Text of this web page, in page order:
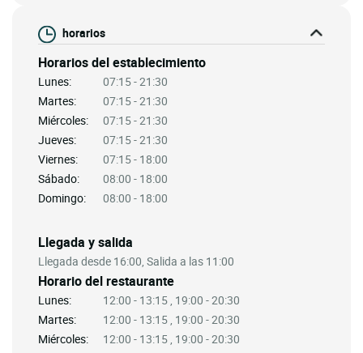
horarios
Horarios del establecimiento
Lunes:
07:15 - 21:30
Martes:
07:15 - 21:30
Miércoles:
07:15 - 21:30
Jueves:
07:15 - 21:30
Viernes:
07:15 - 18:00
Sábado:
08:00 - 18:00
Domingo:
08:00 - 18:00
Llegada y salida
Llegada desde 16:00, Salida a las 11:00
Horario del restaurante
Lunes:
12:00 - 13:15 , 19:00 - 20:30
Martes:
12:00 - 13:15 , 19:00 - 20:30
Miércoles:
12:00 - 13:15 , 19:00 - 20:30